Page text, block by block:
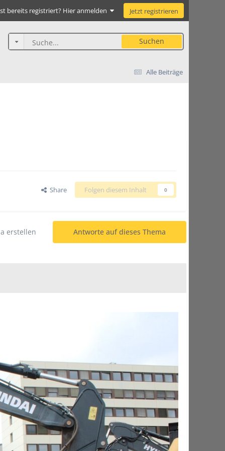
bereits registriert? Hier anmelden Jetzt registrieren
Suchen
Alle Beiträge
Share Folgen diesem Inhalt 0
Antworte auf dieses Thema
erstellen